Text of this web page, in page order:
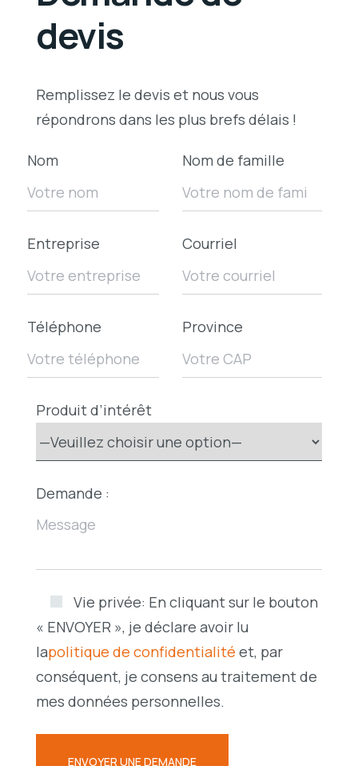
devis
Remplissez le devis et nous vous
répondrons dans les plus brefs délais !
Nom Nom de famille
Entreprise Courriel
Téléphone Province
Produit d’intérêt
Demande :
Vie privée: En cliquant sur le bouton
« ENVOYER », je déclare avoir lu
lapolitique de confidentialité et, par
conséquent, je consens au traitement de
mes données personnelles.